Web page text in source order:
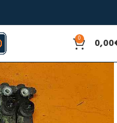
0 0,00